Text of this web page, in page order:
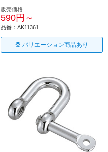
販売価格
590円～
品番：AK11361
バリエーション商品あり